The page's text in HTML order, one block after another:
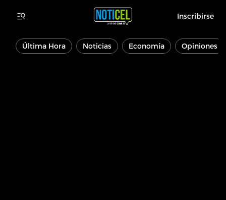
Inscribirse
Última Hora Noticias Economía Opiniones